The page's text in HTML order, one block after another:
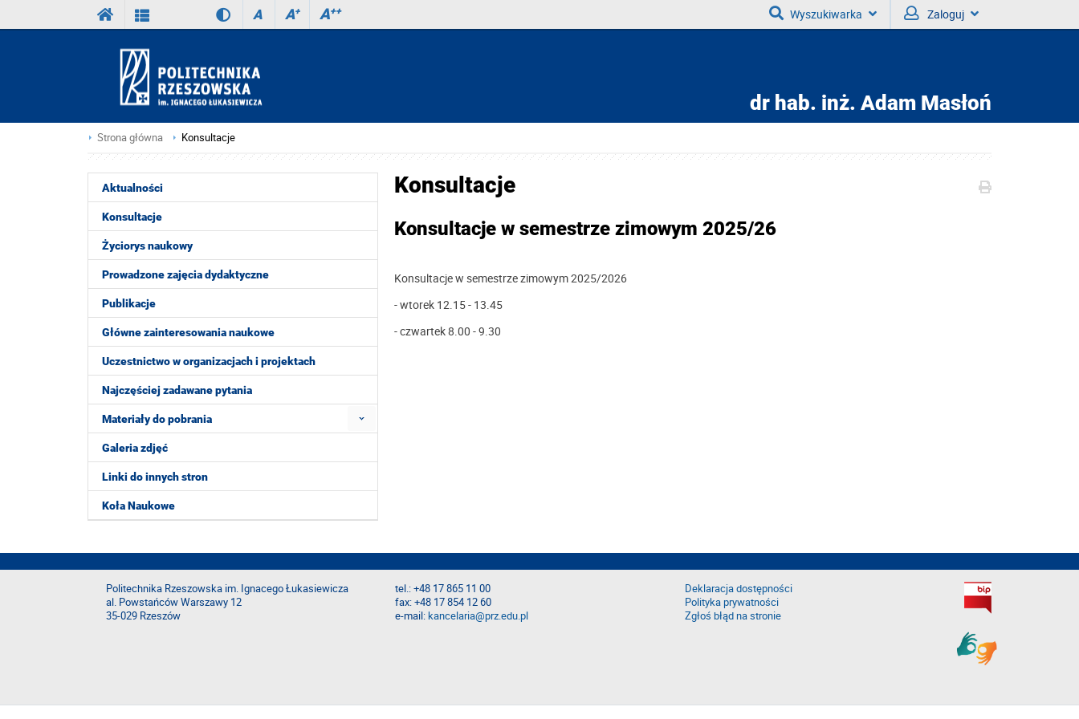
A A+ A++ Wyszukiwarka Zaloguj
dr hab. inż. Adam Masłoń
Strona główna Konsultacje
Aktualności
Konsultacje
Życiorys naukowy
Prowadzone zajęcia dydaktyczne
Publikacje
Główne zainteresowania naukowe
Uczestnictwo w organizacjach i projektach
Najczęściej zadawane pytania
Materiały do pobrania
Galeria zdjęć
Linki do innych stron
Koła Naukowe
Konsultacje
Konsultacje w semestrze zimowym 2025/26
Konsultacje w semestrze zimowym 2025/2026
- wtorek 12.15 - 13.45
- czwartek 8.00 - 9.30
Politechnika Rzeszowska im. Ignacego Łukasiewicza
al. Powstańców Warszawy 12
35-029 Rzeszów
tel.: +48 17 865 11 00
fax: +48 17 854 12 60
e-mail:kancelaria@prz.edu.pl
Deklaracja dostępności
Polityka prywatności
Zgłoś błąd na stronie